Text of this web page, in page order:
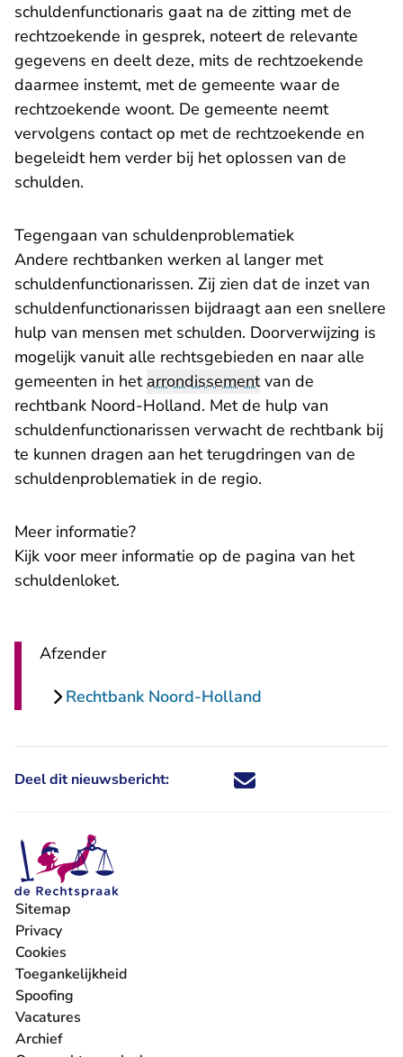
schuldenfunctionaris gaat na de zitting met de
rechtzoekende in gesprek, noteert de relevante
gegevens en deelt deze, mits de rechtzoekende
daarmee instemt, met de gemeente waar de
rechtzoekende woont. De gemeente neemt
vervolgens contact op met de rechtzoekende en
begeleidt hem verder bij het oplossen van de
schulden.
Tegengaan van schuldenproblematiek
Andere rechtbanken werken al langer met
schuldenfunctionarissen. Zij zien dat de inzet van
schuldenfunctionarissen bijdraagt aan een snellere
hulp van mensen met schulden. Doorverwijzing is
mogelijk vanuit alle rechtsgebieden en naar alle
gemeenten in hetarrondissementvan de
rechtbank Noord-Holland. Met de hulp van
schuldenfunctionarissen verwacht de rechtbank bij
te kunnen dragen aan het terugdringen van de
schuldenproblematiek in de regio.
Meer informatie?
Kijk voor meer informatie op de pagina van het
schuldenloket.
Afzender
Rechtbank Noord-Holland
Deel dit nieuwsbericht: Deel dit nieuwsbericht via X -
Deel dit nieuwsbericht via
Deel dit nieuwsbericht
Deel dit
Sitemap
Privacy
Cookies
Toegankelijkheid
Spoofing
Vacatures
- U verlaat Rechtspraak.nl
Archief